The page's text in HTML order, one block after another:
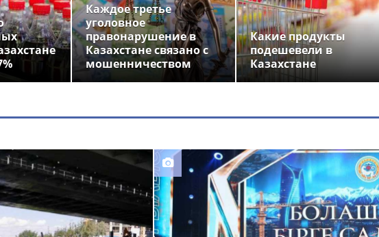
Каждое третье
уголовное
правонарушение в
Казахстане связано с
мошенничеством
Какие продукты
подешевели в
Казахстане